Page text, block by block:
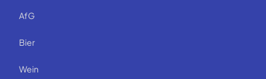
AfG
Bier
Wein